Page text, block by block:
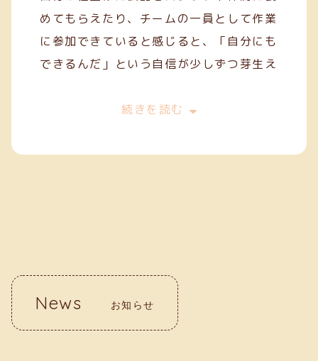
めてもらえたり、チームの一員として作業
に参加できていると感じると、「自分にも
できるんだ」という自信が少しずつ芽生え
今は、一般就労を目指してスキルを磨きな
す。クリーフでの経験が、自分の「働く
続きを読む
News お知らせ